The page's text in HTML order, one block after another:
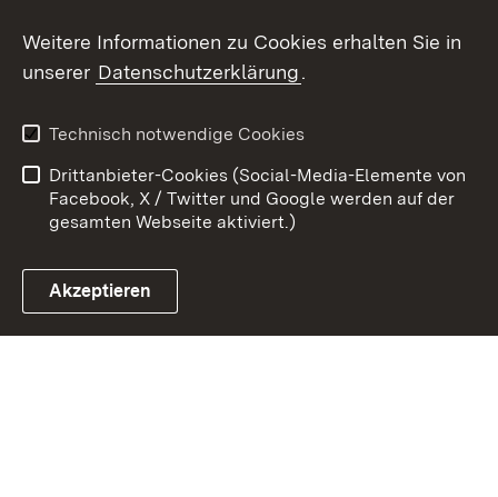
Link zum Landesportal
Kontakt
Datenschutz
Barrierefreiheit
Impressum Cookies
Weitere Informationen zu Cookies erhalten Sie in
unserer Datenschutzerklärung.
Technisch notwendige Cookies
Drittanbieter-Cookies (Social-Media-Elemente von
Facebook, X / Twitter und Google werden auf der
gesamten Webseite aktiviert.)
Akzeptieren